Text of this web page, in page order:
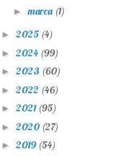
► marca (1)
► 2025 (4)
► 2024 (99)
► 2023 (60)
► 2022 (46)
► 2021 (95)
► 2020 (27)
► 2019 (54)